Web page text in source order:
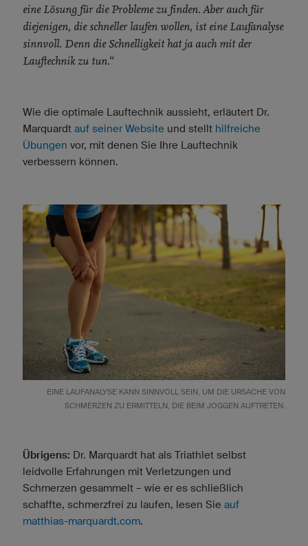
eine Lösung für die Probleme zu finden. Aber auch für
diejenigen, die schneller laufen wollen, ist eine Laufanalyse
sinnvoll. Denn die Schnelligkeit hat ja auch mit der
Lauftechnik zu tun.“
Wie die optimale Lauftechnik aussieht, erläutert Dr.
Marquardt auf seiner Website und stellt hilfreiche
Übungen vor, mit denen Sie Ihre Lauftechnik
verbessern können.
EINE LAUFANALYSE KANN SINNVOLL SEIN, UM DIE URSACHE VON
SCHMERZEN ZU ERMITTELN, DIE BEIM JOGGEN AUFTRETEN.
Übrigens: Dr. Marquardt hat als Triathlet selbst
leidvolle Erfahrungen mit Verletzungen und
Schmerzen gesammelt – wie er es schließlich
schaffte, schmerzfrei zu laufen, lesen Sie auf
matthias-marquardt.com.